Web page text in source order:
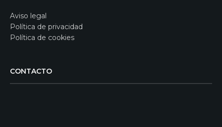
Aviso legal
Política de privacidad
Política de cookies
CONTACTO